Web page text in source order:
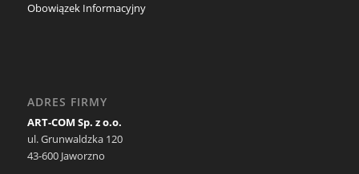
Obowiązek Informacyjny
ADRES FIRMY
ART-COM Sp. z o.o.
ul. Grunwaldzka 120
43-600 Jaworzno